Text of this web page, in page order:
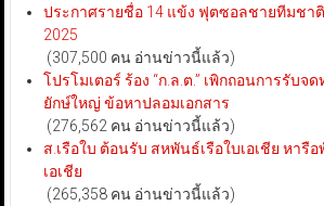
ประกาศรายชื่อ 14 แข้ง ฟุตซอลชายทีมชา
2025
(307,500 คน อ่านข่าวนี้แล้ว)
โปรโมเตอร์ ร้อง “ก.ล.ต.” เพิกถอนการรับ
ยักษ์ใหญ่ ข้อหาปลอมเอกสาร
(276,562 คน อ่านข่าวนี้แล้ว)
ส.เรือใบ ต้อนรับ สหพันธ์เรือใบเอเชีย หารื
เอเชีย
(265,358 คน อ่านข่าวนี้แล้ว)